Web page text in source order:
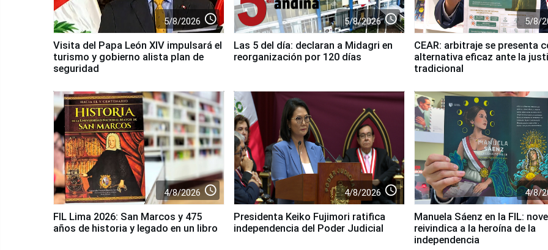
5/8/2026 access_time
Visita del Papa León XIV impulsará el
turismo y gobierno alista plan de
seguridad
5/8/2026 access_time
Las 5 del día: declaran a Midagri en
reorganización por 120 días
5/8/
CEAR: arbitraje se presenta
alternativa eficaz ante la
tradicional
4/8/2026 access_time
FIL Lima 2026: San Marcos y 475
años de historia y legado en un libro
4/8/2026 access_time
Presidenta Keiko Fujimori ratifica
independencia del Poder Judicial
4/8/
Manuela Sáenz en la FIL:
reivindica a la heroína de la
independencia